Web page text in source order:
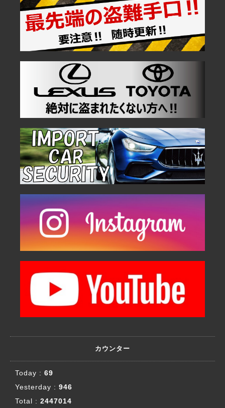
カウンター
Today : 69
Yesterday : 946
Total : 2447014